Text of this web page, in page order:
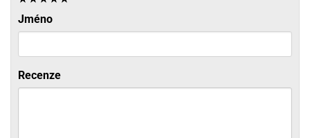
Jméno
Recenze